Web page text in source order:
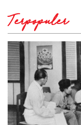
Terpopuler